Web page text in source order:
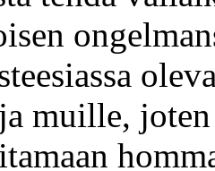
muille,